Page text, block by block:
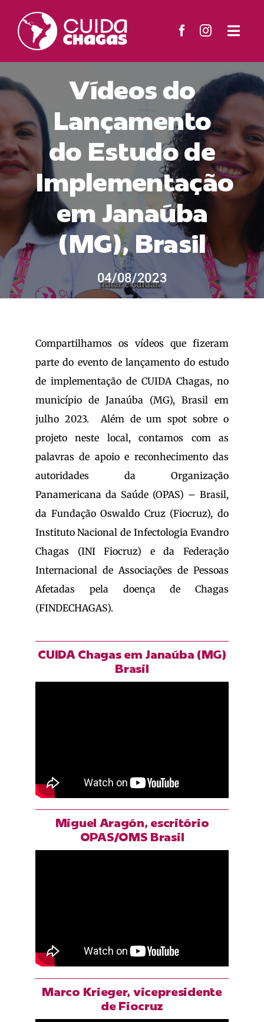
para
conteúdo
O Projeto
Territórios
Materiais
Notícias
Contato
Buscar
resultados
para:
Vídeos do
Lançamento
do Estudo de
Implementação
em Janaúba
(MG), Brasil
04/08/2023
Compartilhamos os vídeos que fizeram
parte do evento de lançamento do estudo
de implementação de CUIDA Chagas, no
município de Janaúba (MG), Brasil em
julho 2023. Além de um spot sobre o
projeto neste local, contamos com as
palavras de apoio e reconhecimento das
autoridades da Organização
Panamericana da Saúde (OPAS) – Brasil,
da Fundação Oswaldo Cruz (Fiocruz), do
Instituto Nacional de Infectologia Evandro
Chagas (INI Fiocruz) e da Federação
Internacional de Associações de Pessoas
Afetadas pela doença de Chagas
(FINDECHAGAS).
CUIDA Chagas em Janaúba (MG)
Brasil
Miguel Aragón, escritório
OPAS/OMS Brasil
Marco Krieger, vicepresidente
de Fiocruz